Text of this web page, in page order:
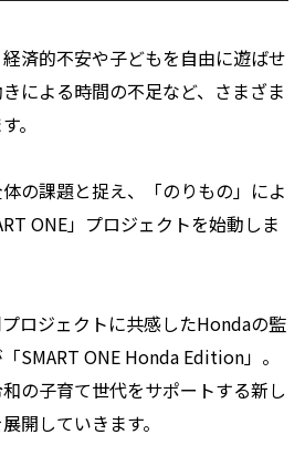
済的不安や子どもを自由に遊ばせ
による時間の不足など、さまざま
。
の課題と捉え、「のりもの」によ
ONE」プロジェクトを始動しま
ロジェクトに共感したHondaの監
SMART ONE Honda Edition」。
の子育て世代をサポートする新し
開していきます。